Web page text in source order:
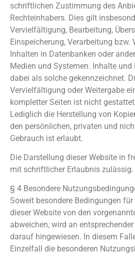
schriftlichen Zustimmung des
Rechteinhabers. Dies gilt
Vervielfältigung, Bearbeitung,
Einspeicherung, Verarbeitung bzw.
Inhalten in Datenbanken oder
Medien und Systemen. Inhalte und
dabei als solche gekennzeichnet.
Vervielfältigung oder Weitergabe
kompletter Seiten ist nicht
Lediglich die Herstellung von
den persönlichen, privaten und
Gebrauch ist erlaubt.
Die Darstellung dieser Website in
mit schriftlicher Erlaubnis zulässig.
§ 4 Besondere
Soweit besondere Bedingungen
dieser Website von den
abweichen, wird an
darauf hingewiesen. In diesem
Einzelfall die besonderen